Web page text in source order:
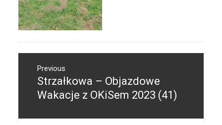
wpisuPrevious
Previous
post:
Strzałkowa – Objazdowe
Wakacje z OKiSem 2023 (41)